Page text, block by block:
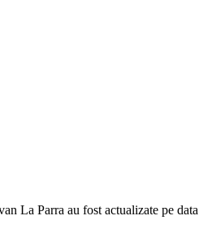
La Parra au fost actualizate pe data